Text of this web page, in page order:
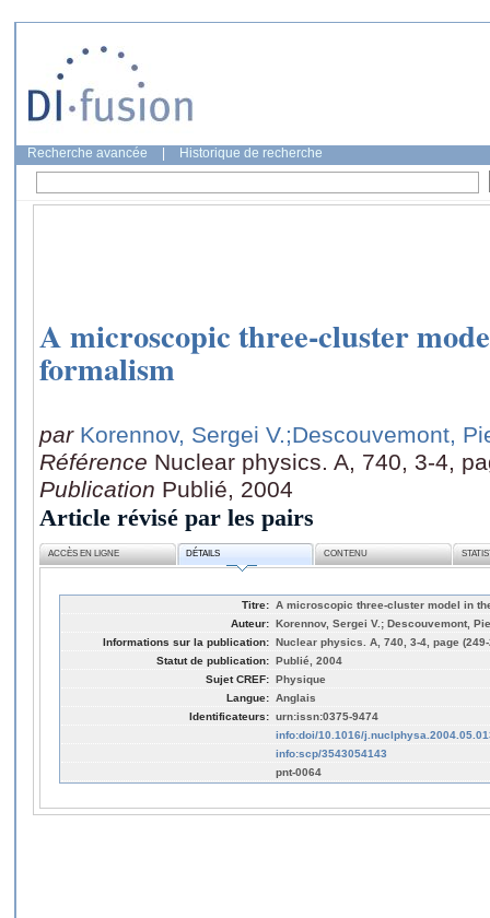
Recherche avancée Historique de recherche
A microscopic three-cluster
formalism
par Korennov, Sergei V.;Descouvemont,
Référence Nuclear physics. A, 740, 3-4,
Publication Publié, 2004
Article révisé par les pairs
ACCÈS EN LIGNE DÉTAILS CONTENU
Titre: A microscopic three-cluster model in
Auteur: Korennov, Sergei V.; Descouvemont,
Informations sur la publication: Nuclear physics. A, 740, 3-4, page
Statut de publication: Publié, 2004
Sujet CREF: Physique
Langue: Anglais
Identificateurs: urn:issn:0375-9474
info:doi/10.1016/
info:scp/3543054143
pnt-0064